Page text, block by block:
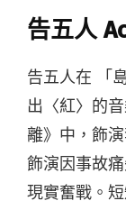
告五人
告五人在 「
出〈紅〉的
離》中，飾
飾演因事故
現實奮戰。